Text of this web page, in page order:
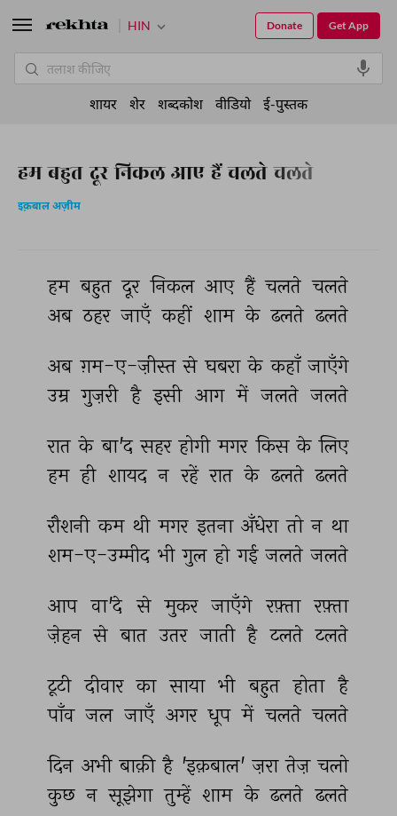
हम बहुत दूर निकल आए हैं चलते चलते
इक़बाल अज़ीम
हम बहुत दूर निकल आए हैं चलते चलते
अब ठहर जाएँ कहीं शाम के ढलते ढलते
अब ग़म-ए-ज़ीस्त से घबरा के कहाँ जाएँगे
उम्र गुज़री है इसी आग में जलते जलते
रात के बा'द सहर होगी मगर किस के लिए
हम ही शायद न रहें रात के ढलते ढलते
रौशनी कम थी मगर इतना अँधेरा तो न था
शम-ए-उम्मीद भी गुल हो गई जलते जलते
आप वा'दे से मुकर जाएँगे रफ़्ता रफ़्ता
ज़ेहन से बात उतर जाती है टलते टलते
टूटी दीवार का साया भी बहुत होता है
पाँव जल जाएँ अगर धूप में चलते चलते
दिन अभी बाक़ी है 'इक़बाल' ज़रा तेज़ चलो
कुछ न सूझेगा तुम्हें शाम के ढलते ढलते
HIN Get App
Donate
शायर शेर शब्दकोश वीडियो ई-पुस्तक